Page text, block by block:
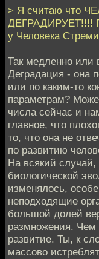
> Я считаю что
ДЕГРАДИРУЕТ!!!!
у Человека
Так медленно или
Деградация - она
или по каким-то
параметрам?
числа сейчас и
главное, что
то, что она не
по развитию
На всякий
биологической
изменялось,
неподходящие
большой долей
размножения. Чем
развитие. Ты, к
массово